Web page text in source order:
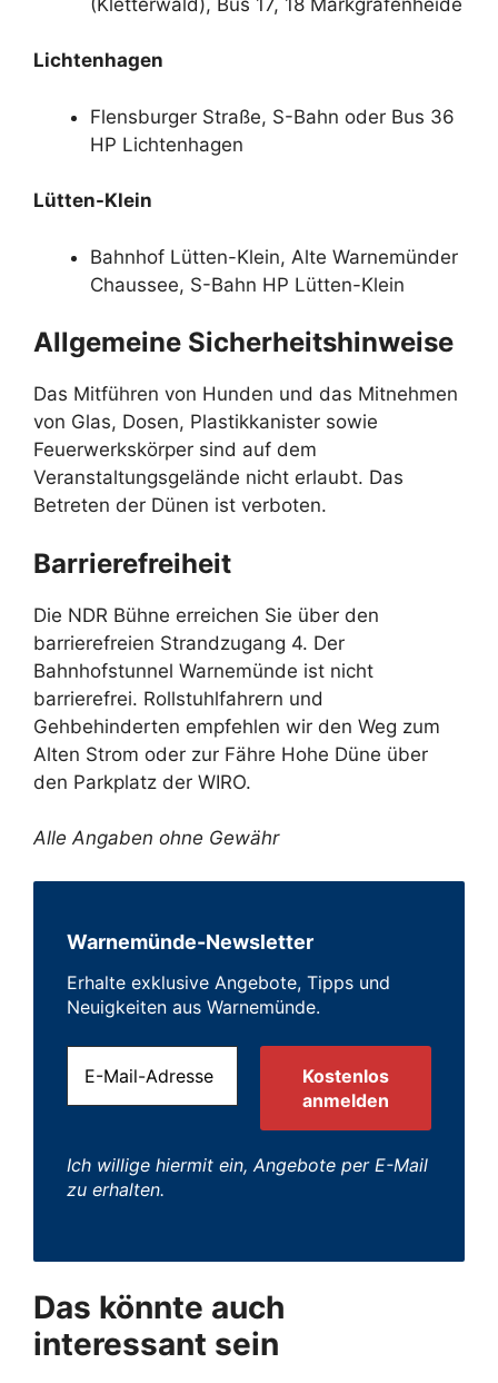
Lichtenhagen
Flensburger Straße, S-Bahn oder Bus 36
HP Lichtenhagen
Lütten-Klein
Bahnhof Lütten-Klein, Alte Warnemünder
Chaussee, S-Bahn HP Lütten-Klein
Allgemeine Sicherheitshinweise
Das Mitführen von Hunden und das Mitnehmen
von Glas, Dosen, Plastikkanister sowie
Feuerwerkskörper sind auf dem
Veranstaltungsgelände nicht erlaubt. Das
Betreten der Dünen ist verboten.
Barrierefreiheit
Die NDR Bühne erreichen Sie über den
barrierefreien Strandzugang 4. Der
Bahnhofstunnel Warnemünde ist nicht
barrierefrei. Rollstuhlfahrern und
Gehbehinderten empfehlen wir den Weg zum
Alten Strom oder zur Fähre Hohe Düne über
den Parkplatz der WIRO.
Alle Angaben ohne Gewähr
Warnemünde-Newsletter
Erhalte exklusive Angebote, Tipps und
Neuigkeiten aus Warnemünde.
Ich willige hiermit ein, Angebote per E-Mail
zu erhalten.
Das könnte auch
interessant sein